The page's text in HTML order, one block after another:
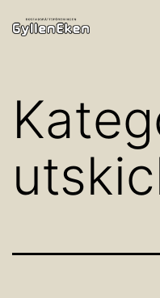
Hoppa
till